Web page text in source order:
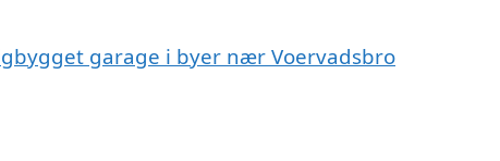
garage i byer nær Voervadsbro